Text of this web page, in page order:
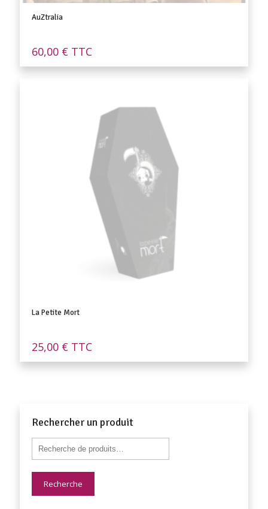
AuZtralia
60,00 € TTC
La Petite Mort
25,00 € TTC
Rechercher un produit
Recherche